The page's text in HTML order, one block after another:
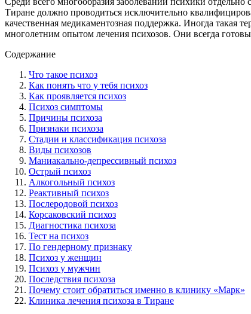
Тиране должно проводиться исключительно
качественная медикаментозная поддержка. Иногда такая
многолетним опытом лечения психозов. Они всегда
Содержание
Что такое психоз
Как понять что у тебя психоз
Как проявляется психоз
Психоз симптомы
Причины психоза
Признаки психоза
Стадии и классификация психоза
Виды психозов
Маниакально-депрессивный психоз
Острый психоз
Алкогольный психоз
Реактивный психоз
Послеродовой психоз
Корсаковский психоз
Диагностика психоза
Тест на психоз
По гендерному признаку
Психоз у женщин
Психоз у мужчин
Последствия психоза
Почему стоит обратиться именно в клинику «Марк»
Клиника лечения психоза в Тиране